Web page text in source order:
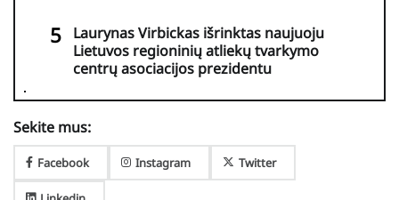
Laurynas Virbickas išrinktas naujuoju
Lietuvos regioninių atliekų tvarkymo
centrų asociacijos prezidentu
Sekite mus:
Facebook Instagram Twitter